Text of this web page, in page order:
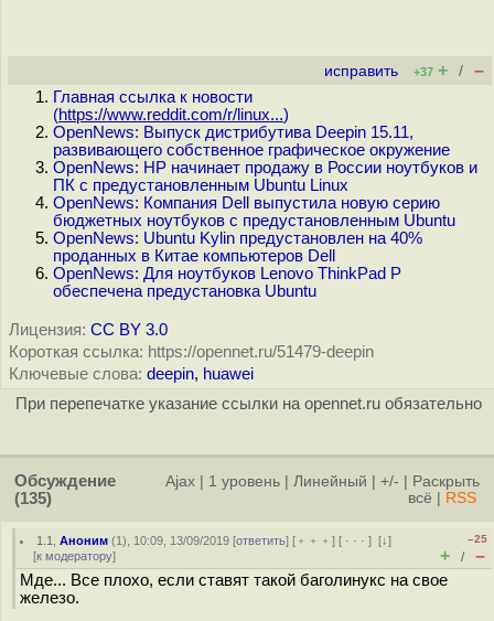
исправить +37 + / –
Главная ссылка к новости
(https://www.reddit.com/r/linux...)
OpenNews: Выпуск дистрибутива Deepin 15.11,
развивающего собственное графическое окружение
OpenNews: HP начинает продажу в России ноутбуков и
ПК с предустановленным Ubuntu Linux
OpenNews: Компания Dell выпустила новую серию
бюджетных ноутбуков с предустановленным Ubuntu
OpenNews: Ubuntu Kylin предустановлен на 40%
проданных в Китае компьютеров Dell
OpenNews: Для ноутбуков Lenovo ThinkPad P
обеспечена предустановка Ubuntu
Лицензия: CC BY 3.0
Короткая ссылка: https://opennet.ru/51479-deepin
Ключевые слова: deepin, huawei
При перепечатке указание ссылки на opennet.ru обязательно
Обсуждение
(135)
Ajax 1 уровень Линейный +/-
Раскрыть
всё
RSS
1.1 ,Аноним (1), 10:09, 13/09/2019 [ответить] [ ﹢﹢﹢] [ · · ·][↓]
[к модератору]
–25
+ / –
Мде... Все плохо, если ставят такой баголинукс на свое
железо.